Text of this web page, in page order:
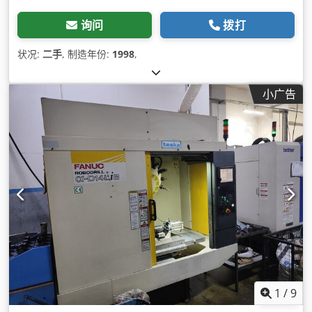
询问 拨打
状况: 二手, 制造年份: 1998,
小广告
1 /9